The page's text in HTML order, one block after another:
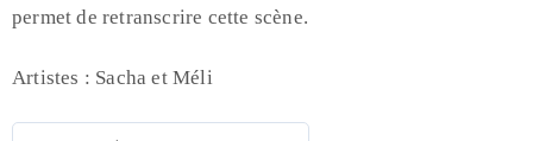
permet de retranscrire cette scène.
Artistes : Sacha et Méli